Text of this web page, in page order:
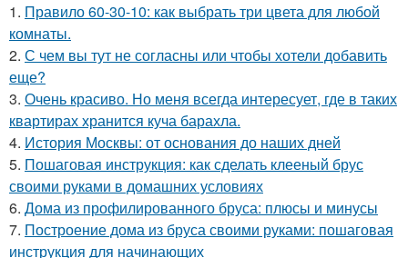
1. Правило 60-30-10: как выбрать три цвета для любой
комнаты.
2. С чем вы тут не согласны или чтобы хотели добавить
еще?
3. Очень красиво. Но меня всегда интересует, где в таких
квартирах хранится куча барахла.
4. История Москвы: от основания до наших дней
5. Пошаговая инструкция: как сделать клееный брус
своими руками в домашних условиях
6. Дома из профилированного бруса: плюсы и минусы
7. Построение дома из бруса своими руками: пошаговая
инструкция для начинающих